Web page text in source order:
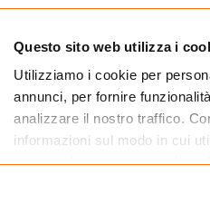
Questo sito web utilizza i
Utilizziamo i cookie per
annunci, per fornire
analizzare il nostro traffico.
informazioni sul modo in cui
partner che si occupano di
informazioni che hai fornito